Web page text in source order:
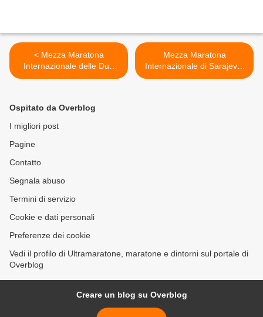
< Mezza Maratona
Internazionale delle Due
Perle 2014 (9^
grande evento
Mezza Maratona
Internazionale di Sarajevo.
Si svolse nel giugno del
Ospitato da Overblog
I migliori post
Pagine
Contatto
Segnala abuso
Termini di servizio
Cookie e dati personali
Preferenze dei cookie
Vedi il profilo di Ultramaratone, maratone e dintorni sul portale di
Overblog
Creare un blog su Overblog